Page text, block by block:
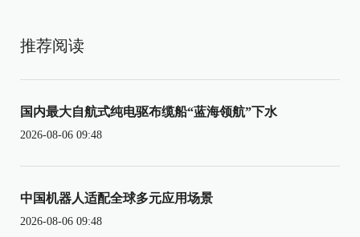
推荐阅读
国内最大自航式纯电驱布缆船“蓝海领航”下水
2026-08-06 09:48
中国机器人适配全球多元应用场景
2026-08-06 09:48